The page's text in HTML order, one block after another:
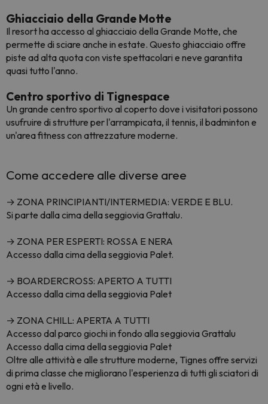
Ghiacciaio della Grande Motte
Il resort ha accesso al ghiacciaio della Grande Motte, che
permette di sciare anche in estate. Questo ghiacciaio offre
piste ad alta quota con viste spettacolari e neve garantita
quasi tutto l'anno.
Centro sportivo di Tignespace
Un grande centro sportivo al coperto dove i visitatori possono
usufruire di strutture per l'arrampicata, il tennis, il badminton e
un'area fitness con attrezzature moderne.
Come accedere alle diverse aree
→ ZONA PRINCIPIANTI/INTERMEDIA: VERDE E BLU.
Si parte dalla cima della seggiovia Grattalu.
→ ZONA PER ESPERTI: ROSSA E NERA
Accesso dalla cima della seggiovia Palet.
→ BOARDERCROSS: APERTO A TUTTI
Accesso dalla cima della seggiovia Palet
→ ZONA CHILL: APERTA A TUTTI
Accesso dal parco giochi in fondo alla seggiovia Grattalu
Accesso dalla cima della seggiovia Palet
Oltre alle attività e alle strutture moderne, Tignes offre servizi
di prima classe che migliorano l'esperienza di tutti gli sciatori di
ogni età e livello.